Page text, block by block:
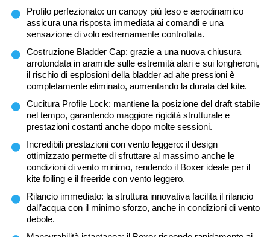
Profilo perfezionato: un canopy più teso e aerodinamico
assicura una risposta immediata ai comandi e una
sensazione di volo estremamente controllata.
Costruzione Bladder Cap: grazie a una nuova chiusura
arrotondata in aramide sulle estremità alari e sui longheroni,
il rischio di esplosioni della bladder ad alte pressioni è
completamente eliminato, aumentando la durata del kite.
Cucitura Profile Lock: mantiene la posizione del draft stabile
nel tempo, garantendo maggiore rigidità strutturale e
prestazioni costanti anche dopo molte sessioni.
Incredibili prestazioni con vento leggero: il design
ottimizzato permette di sfruttare al massimo anche le
condizioni di vento minimo, rendendo il Boxer ideale per il
kite foiling e il freeride con vento leggero.
Rilancio immediato: la struttura innovativa facilita il rilancio
dall’acqua con il minimo sforzo, anche in condizioni di vento
debole.